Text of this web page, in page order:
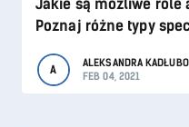
Jakie są możliwe role
Poznaj różne typy
A
ALEKSANDRA
FEB 04, 2021